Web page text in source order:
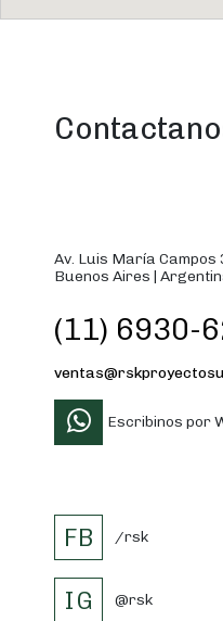
Av. Luis María Campos
Buenos Aires |
(11) 6930-
Escribinos por
FB /rsk
IG @rsk